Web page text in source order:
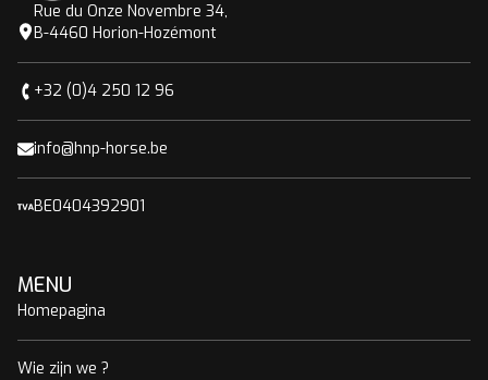
Rue du Onze Novembre 34,
B-4460 Horion-Hozémont
+32 (0)4 250 12 96
info@hnp-horse.be
BE0404392901
MENU
Homepagina
Wie zijn we ?